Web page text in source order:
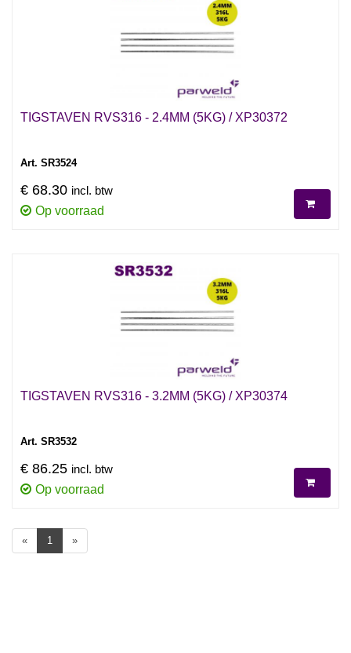
TIGSTAVEN RVS316 - 2.4MM (5KG) / XP30372
Art. SR3524
€ 68.30 incl. btw
Op voorraad
TIGSTAVEN RVS316 - 3.2MM (5KG) / XP30374
Art. SR3532
€ 86.25 incl. btw
Op voorraad
« 1 »